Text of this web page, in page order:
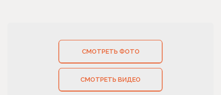
СМОТРЕТЬ ФОТО
СМОТРЕТЬ ВИДЕО